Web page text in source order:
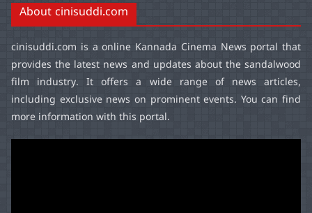
About cinisuddi.com
cinisuddi.com is a online Kannada Cinema News portal that
provides the latest news and updates about the sandalwood
film industry. It offers a wide range of news articles,
including exclusive news on prominent events. You can find
more information with this portal.